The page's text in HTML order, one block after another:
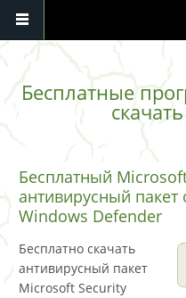
Перейти к основному
Бесплатные
Бесплатный
антивирусный
Windows Defender
Бесплатно скачать
антивирусный пакет
Microsoft Security